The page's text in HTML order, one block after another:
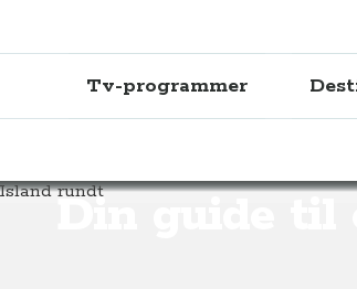
Tv-programmer
Din guide til